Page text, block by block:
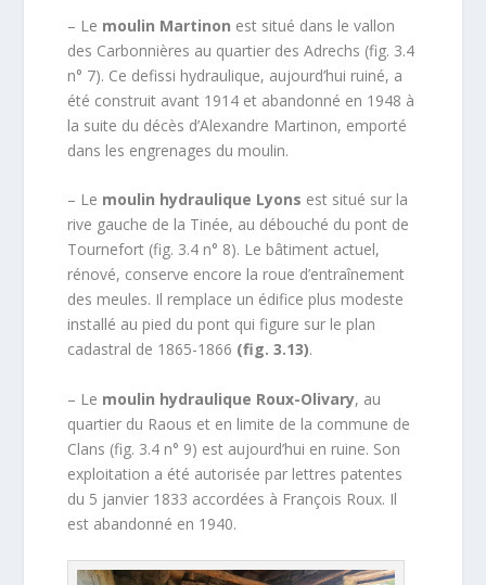
– Le moulin Martinon est situé dans le vallon
des Carbonnières au quartier des Adrechs (fig. 3.4
n° 7). Ce defissi hydraulique, aujourd’hui ruiné, a
été construit avant 1914 et abandonné en 1948 à
la suite du décès d’Alexandre Martinon, emporté
dans les engrenages du moulin.
– Le moulin hydraulique Lyons est situé sur la
rive gauche de la Tinée, au débouché du pont de
Tournefort (fig. 3.4 n° 8). Le bâtiment actuel,
rénové, conserve encore la roue d’entraînement
des meules. Il remplace un édifice plus modeste
installé au pied du pont qui figure sur le plan
cadastral de 1865-1866 (fig. 3.13).
– Le moulin hydraulique Roux-Olivary, au
quartier du Raous et en limite de la commune de
Clans (fig. 3.4 n° 9) est aujourd’hui en ruine. Son
exploitation a été autorisée par lettres patentes
du 5 janvier 1833 accordées à François Roux. Il
est abandonné en 1940.